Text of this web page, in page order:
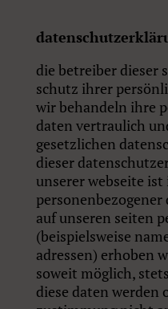
die betreiber dieser
schutz ihrer
wir behandeln ihre
daten vertraulich
gesetzlichen
dieser
unserer webseite ist
auf unseren seiten
(beispielsweise
adressen) erhoben
soweit möglich,
diese daten werden